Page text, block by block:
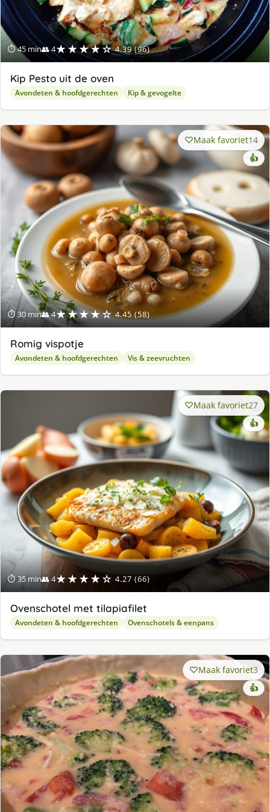
⏱ 45 min👥 4★★★★☆ 4.39 (96)
Kip Pesto uit de oven
Avondeten & hoofdgerechten Kip & gevogelte
⏱ 30 min👥 4★★★★☆ 4.45 (58)
Maak favoriet14
👍
Romig vispotje
Avondeten & hoofdgerechten Vis & zeevruchten
⏱ 35 min👥 4★★★★☆ 4.27 (66)
Maak favoriet27
👍
Ovenschotel met tilapiafilet
Avondeten & hoofdgerechten Ovenschotels & eenpans
Maak favoriet3
👍